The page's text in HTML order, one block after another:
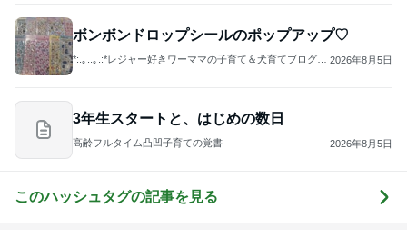
ボンボンドロップシールのポップアップ♡
*:.｡..｡.:*レジャー好きワーママの子育て＆犬育てブログ
2026年8月5日
3年生スタートと、はじめの数日
高齢フルタイム凸凹子育ての覚書 2026年8月5日
このハッシュタグの記事を見る